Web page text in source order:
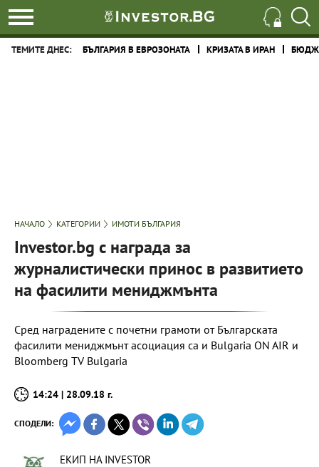
ТЕМИТЕ ДНЕС: БЪЛГАРИЯ В ЕВРОЗОНАТА КРИЗАТА В ИРАН
НАЧАЛО КАТЕГОРИИ ИМОТИ БЪЛГАРИЯ
Investor.bg с награда за
журналистически принос в развитието
на фасилити мениджмънта
Сред наградените с почетни грамоти от Българската
фасилити мениджмънт асоциация са и Bulgaria ON AIR и
Bloomberg TV Bulgariа
14:24 | 28.09.18 г.
СПОДЕЛИ:
ЕКИП НА INVESTOR